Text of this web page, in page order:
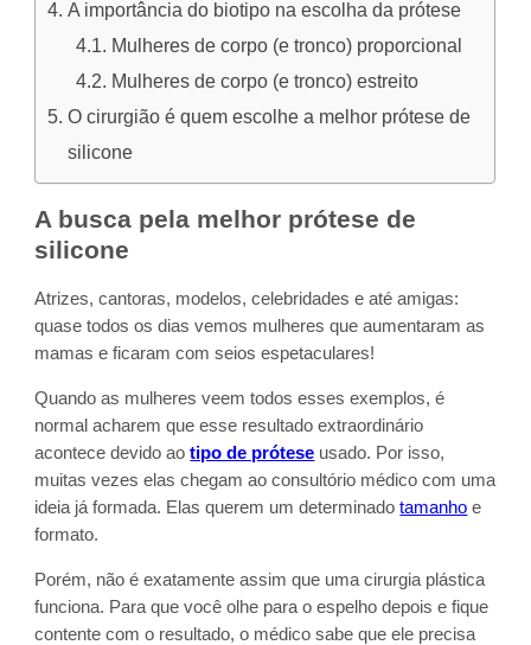
A importância do biotipo na escolha da prótese
Mulheres de corpo (e tronco) proporcional
Mulheres de corpo (e tronco) estreito
O cirurgião é quem escolhe a melhor prótese de
silicone
A busca pela melhor prótese de
silicone
Atrizes, cantoras, modelos, celebridades e até amigas:
quase todos os dias vemos mulheres que aumentaram as
mamas e ficaram com seios espetaculares!
Quando as mulheres veem todos esses exemplos, é
normal acharem que esse resultado extraordinário
acontece devido aotipo de prótese usado. Por isso,
muitas vezes elas chegam ao consultório médico com uma
ideia já formada. Elas querem um determinadotamanho e
formato.
Porém, não é exatamente assim que uma cirurgia plástica
funciona. Para que você olhe para o espelho depois e fique
contente com o resultado, o médico sabe que ele precisa